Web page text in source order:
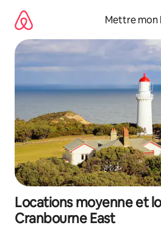
directement
contenu
Mettre mon
Locations moyenne et
Cranbourne East